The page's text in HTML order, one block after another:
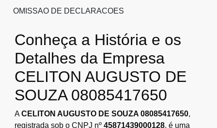
OMISSAO DE DECLARACOES
Conheça a História e os
Detalhes da Empresa
CELITON AUGUSTO DE
SOUZA 08085417650
ACELITON AUGUSTO DE SOUZA 08085417650,
registrada sob o CNPJ nº 45871439000128, é uma